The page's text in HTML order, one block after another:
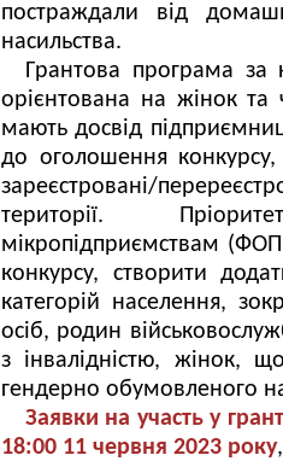
постраждали від
насильства.
Грантова програма за
орієнтована на жінок та
мають досвід
до оголошення
зареєстровані/
території.
мікропідприємствам
конкурсу, створити
категорій населення,
осіб, родин
з інвалідністю, жінок,
гендерно обумовленого
Заявки на участь у
18:00 11 червня 2023 року